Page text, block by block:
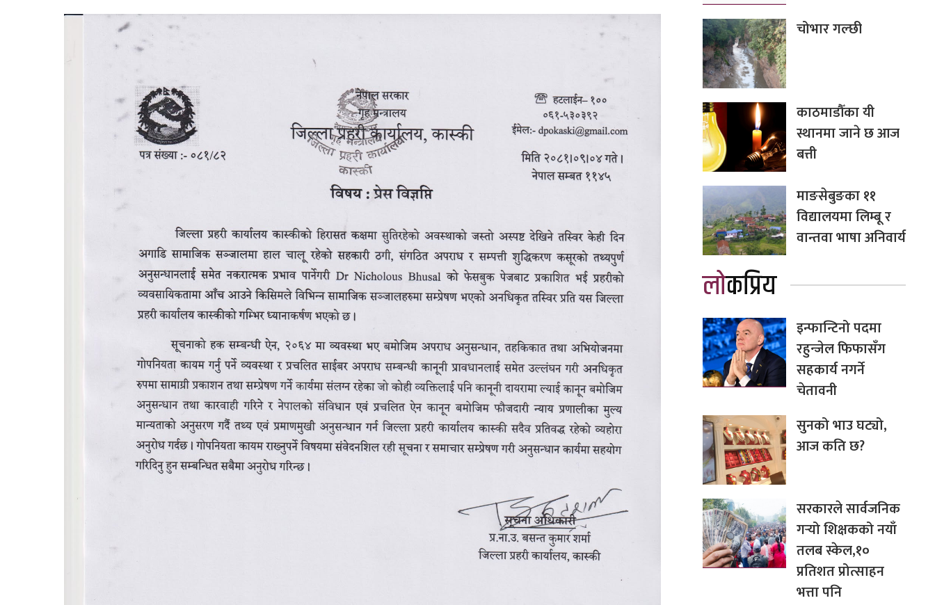
चोभार गल्छी
काठमाडौँका यी
स्थानमा जाने छ आज
बत्ती
माङसेबुङका ११
विद्यालयमा लिम्बू र
वान्तवा भाषा अनिवार्य
लोकप्रिय
इन्फान्टिनो पदमा
रहुन्जेल फिफासँग
सहकार्य नगर्ने
चेतावनी
सुनको भाउ घट्यो,
आज कति छ?
सरकारले सार्वजनिक
गर्‍यो शिक्षकको नयाँ
तलब स्केल,१०
प्रतिशत प्रोत्साहन
भत्ता पनि